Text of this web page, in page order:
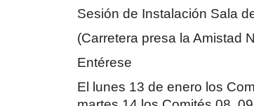
Sesión de Instalación Sala
(Carretera presa la Amistad
Entérese
El lunes 13 de enero los